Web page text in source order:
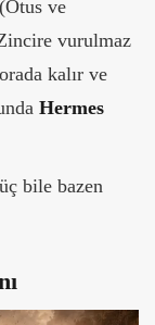
(Otus ve
vurulmaz
kalır ve
Hermes
bile bazen